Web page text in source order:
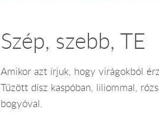
Szép, szebb, TE
Amikor azt írjuk, hogy virágokból
Tűzött dísz kaspóban, liliommal,
bogyóval.